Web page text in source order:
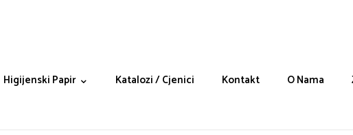
Higijenski Papir Katalozi / Cjenici Kontakt O Nama